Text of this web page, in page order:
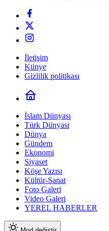
İletişim
Künye
Gizlilik politikası
İslam Dünyası
Türk Dünyası
Dünya
Gündem
Ekonomi
Siyaset
Köşe Yazısı
Kültür-Sanat
Foto Galeri
Video Galeri
YEREL HABERLER